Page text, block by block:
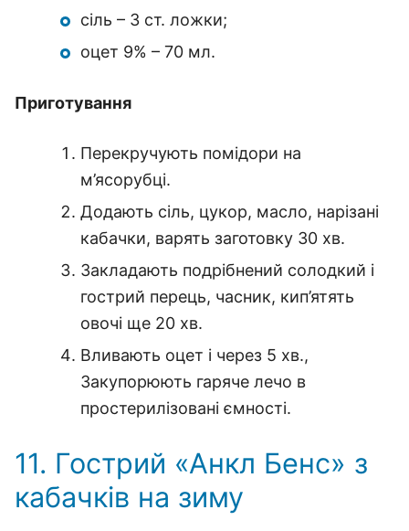
сіль – 3 ст. ложки;
оцет 9% – 70 мл.
Приготування
Перекручують помідори на
м’ясорубці.
Додають сіль, цукор, масло, нарізані
кабачки, варять заготовку 30 хв.
Закладають подрібнений солодкий і
гострий перець, часник, кип’ятять
овочі ще 20 хв.
Вливають оцет і через 5 хв.,
Закупорюють гаряче лечо в
простерилізовані ємності.
11. Гострий «Анкл Бенс» з
кабачків на зиму